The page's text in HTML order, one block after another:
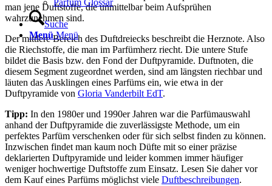
Parfüm Glossar
Suche
Menü Menü
man jene Duftstoffe, die unmittelbar beim Aufsprühen
wahrzunehmen sind.
Der mittlere Bereich des Duftdreiecks beschreibt die Herznote. Also
die Riechstoffe, die man im Parfümherz riecht. Die untere Stufe
bildet die Basis bzw. den Fond der Duftpyramide. Duftnoten, die
diesem Segment zugeordnet werden, sind am längsten riechbar und
läuten das Ausklingen eines Parfüms ein, wie etwa in der
Duftpyramide von Gloria Vanderbilt EdT.
Tipp: In den 1980er und 1990er Jahren war die Parfümauswahl
anhand der Duftpyramide die zuverlässigste Methode, um ein
perfektes Parfüm verschenken oder für sich selbst finden zu können.
Inzwischen findet man kaum noch Düfte mit so einer präzise
deklarierten Duftpyramide und leider kommen immer häufiger
weniger hochwertige Duftstoffe zum Einsatz. Lesen Sie daher vor
dem Kauf eines Parfüms möglichst viele Duftbeschreibungen.